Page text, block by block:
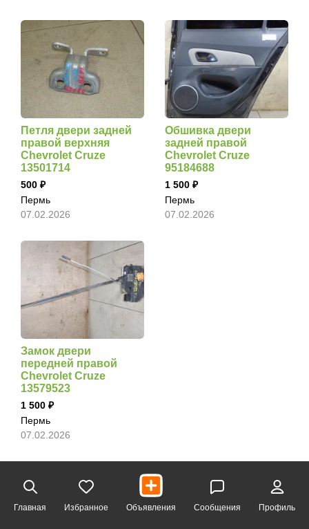
Петля двери задней
правой верхняя
Chevrolet Cruze
13501714
500
Пермь
07.02.2026
Обшивка двери
задней правой
Chevrolet Cruze
95184688
1 500
Пермь
07.02.2026
Замок двери
передней правой
Chevrolet Cruze
13579523
1 500
Пермь
07.02.2026
Главная Избранное Объявления Сообщения Профиль